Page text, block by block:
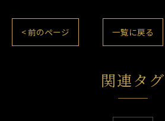
< 前のページ 一覧に戻る
関連タグ